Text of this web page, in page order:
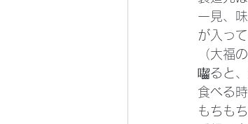
一見、
が入っ
（大福
囓ると
食べる
もちも